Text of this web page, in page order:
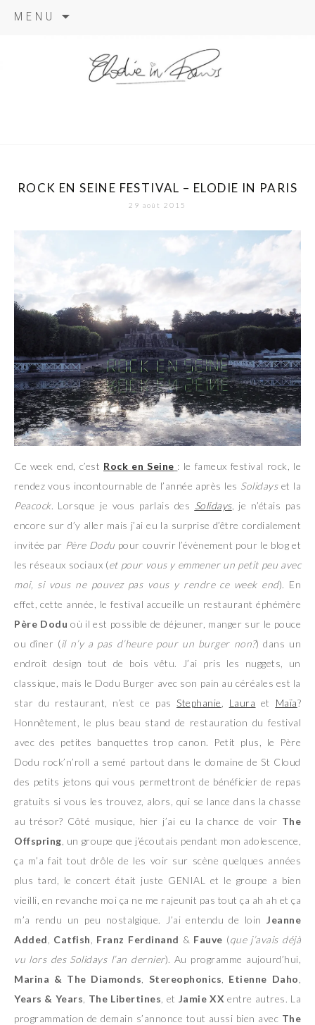
MENU
ROCK EN SEINE FESTIVAL – ELODIE IN PARIS
29 août 2015
Ce week end, c’est Rock en Seine : le fameux festival rock, le
rendez vous incontournable de l’année après les Solidayset la
Peacock. Lorsque je vous parlais des Solidays, je n’étais pas
encore sur d’y aller mais j’ai eu la surprise d’être cordialement
invitée par Père Dodu pour couvrir l’évènement pour le blog et
les réseaux sociaux (et pour vous y emmener un petit peu avec
moi, si vous ne pouvez pas vous y rendre ce week end). En
effet, cette année, le festival accueille un restaurant éphémère
Père Dodu où il est possible de déjeuner, manger sur le pouce
ou dîner (il n’y a pas d’heure pour un burger non?) dans un
endroit design tout de bois vêtu. J’ai pris les nuggets, un
classique, mais le Dodu Burger avec son pain au céréales est la
star du restaurant, n’est ce pas Stephanie Laura et Maïa?
Honnêtement, le plus beau stand de restauration du festival
avec des petites banquettes trop canon. Petit plus, le Père
Dodu rock’n’roll a semé partout dans le domaine de St Cloud
des petits jetons qui vous permettront de bénéficier de repas
gratuits si vous les trouvez, alors, qui se lance dans la chasse
au trésor? Côté musique, hier j’ai eu la chance de voir The
Offspring , un groupe que j’écoutais pendant mon adolescence,
ça m’a fait tout drôle de les voir sur scène quelques années
plus tard, le concert était juste GENIAL et le groupe a bien
vieilli, en revanche moi ça ne me rajeunit pas tout ça ah ah et ça
m’a rendu un peu nostalgique. J’ai entendu de loin Jeanne
Added
Catfish Franz Ferdinand & Fauve (que j’avais déjà
vu lors des Solidays l’an dernier). Au programme aujourd’hui,
Marina & The Diamonds
Stereophonics Etienne Daho
Years & Years The Libertines , et Jamie XX entre autres. La
programmation de demain s’annonce tout aussi bien avec The